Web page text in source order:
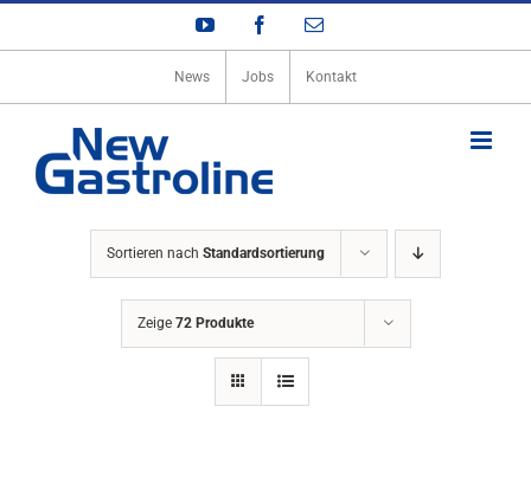
Zum
YouTube Facebook
E-
News Jobs Kontakt
Sortieren nach Standardsortierung
Zeige 72 Produkte